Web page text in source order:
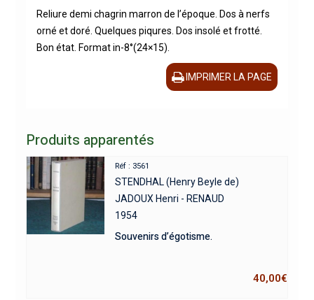
Reliure demi chagrin marron de l’époque. Dos à nerfs
orné et doré. Quelques piqures. Dos insolé et frotté.
Bon état. Format in-8°(24×15).
IMPRIMER LA PAGE
Produits apparentés
Réf : 3561
STENDHAL (Henry Beyle de)
JADOUX Henri - RENAUD
1954
Souvenirs d’égotisme.
40,00€